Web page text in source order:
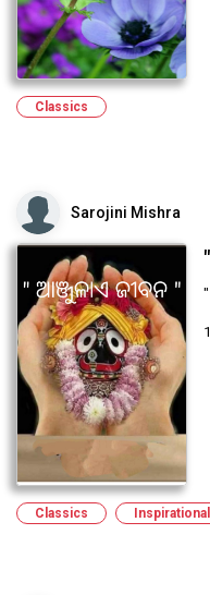
Classics
Sarojini Mishra
Classics Inspirational